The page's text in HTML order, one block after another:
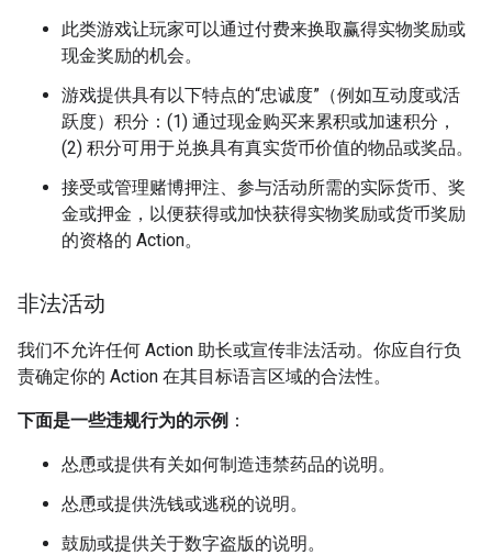
此类游戏让玩家可以通过付费来换取赢得实物奖励或
现金奖励的机会。
游戏提供具有以下特点的“忠诚度”（例如互动度或活
跃度）积分：(1) 通过现金购买来累积或加速积分，
(2) 积分可用于兑换具有真实货币价值的物品或奖品。
接受或管理赌博押注、参与活动所需的实际货币、奖
金或押金，以便获得或加快获得实物奖励或货币奖励
的资格的 Action。
非法活动
我们不允许任何 Action 助长或宣传非法活动。你应自行负
责确定你的 Action 在其目标语言区域的合法性。
下面是一些违规行为的示例 ：
怂恿或提供有关如何制造违禁药品的说明。
怂恿或提供洗钱或逃税的说明。
鼓励或提供关于数字盗版的说明。